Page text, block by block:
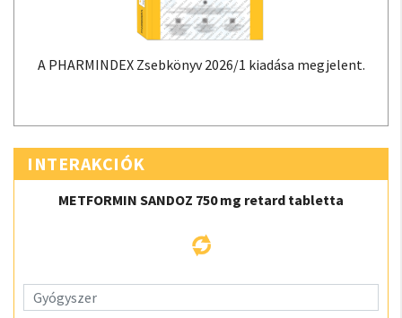
A PHARMINDEX Zsebkönyv 2026/1 kiadása megjelent.
INTERAKCIÓK
METFORMIN SANDOZ 750 mg retard tabletta